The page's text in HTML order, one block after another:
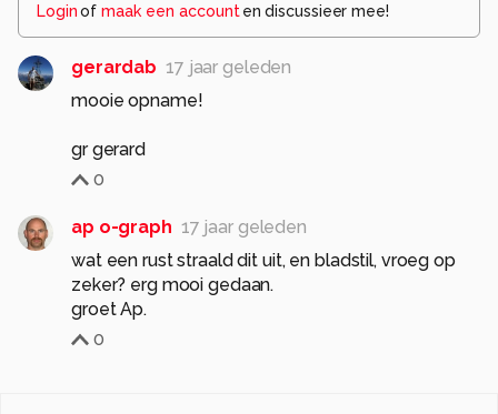
Loginof maak een account en discussieer mee!
gerardab 17 jaar geleden
mooie opname!
gr gerard
0
ap o-graph 17 jaar geleden
wat een rust straald dit uit, en bladstil, vroeg op
zeker? erg mooi gedaan.
groet Ap.
0